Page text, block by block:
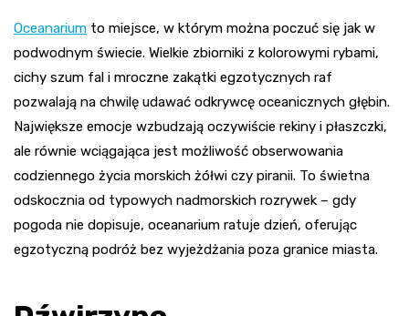
Oceanarium to miejsce, w którym można poczuć się jak w
podwodnym świecie. Wielkie zbiorniki z kolorowymi rybami,
cichy szum fal i mroczne zakątki egzotycznych raf
pozwalają na chwilę udawać odkrywcę oceanicznych głębin.
Największe emocje wzbudzają oczywiście rekiny i płaszczki,
ale równie wciągająca jest możliwość obserwowania
codziennego życia morskich żółwi czy piranii. To świetna
odskocznia od typowych nadmorskich rozrywek – gdy
pogoda nie dopisuje, oceanarium ratuje dzień, oferując
egzotyczną podróż bez wyjeżdżania poza granice miasta.